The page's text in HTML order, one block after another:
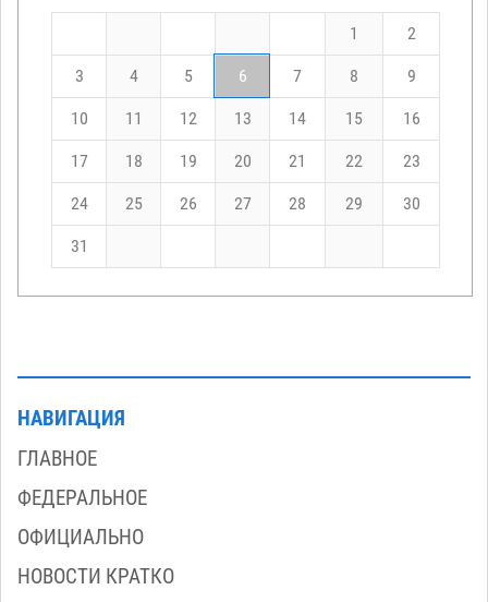
1 2
3 4 5 6 7 8 9
10 11 12 13 14 15 16
17 18 19 20 21 22 23
24 25 26 27 28 29 30
31
НАВИГАЦИЯ
ГЛАВНОЕ
ФЕДЕРАЛЬНОЕ
ОФИЦИАЛЬНО
НОВОСТИ КРАТКО